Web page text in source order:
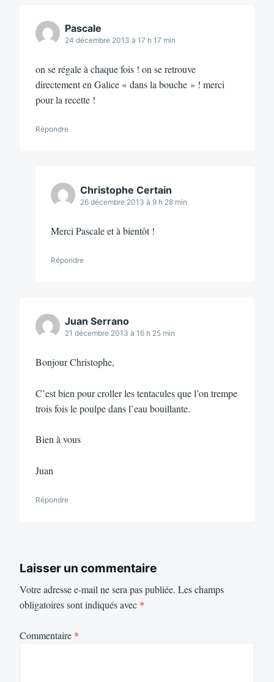
Pascale
24 décembre 2013 à 17 h 17 min
on se régale à chaque fois ! on se retrouve
directement en Galice « dans la bouche » ! merci
pour la recette !
Répondre
Christophe Certain
26 décembre 2013 à 9 h 28 min
Merci Pascale et à bientôt !
Répondre
Juan Serrano
21 décembre 2013 à 16 h 25 min
Bonjour Christophe,
C’est bien pour croller les tentacules que l’on trempe
trois fois le poulpe dans l’eau bouillante.
Bien à vous
Juan
Répondre
Laisser un commentaire
Votre adresse e-mail ne sera pas publiée. Les champs
obligatoires sont indiqués avec *
Commentaire *